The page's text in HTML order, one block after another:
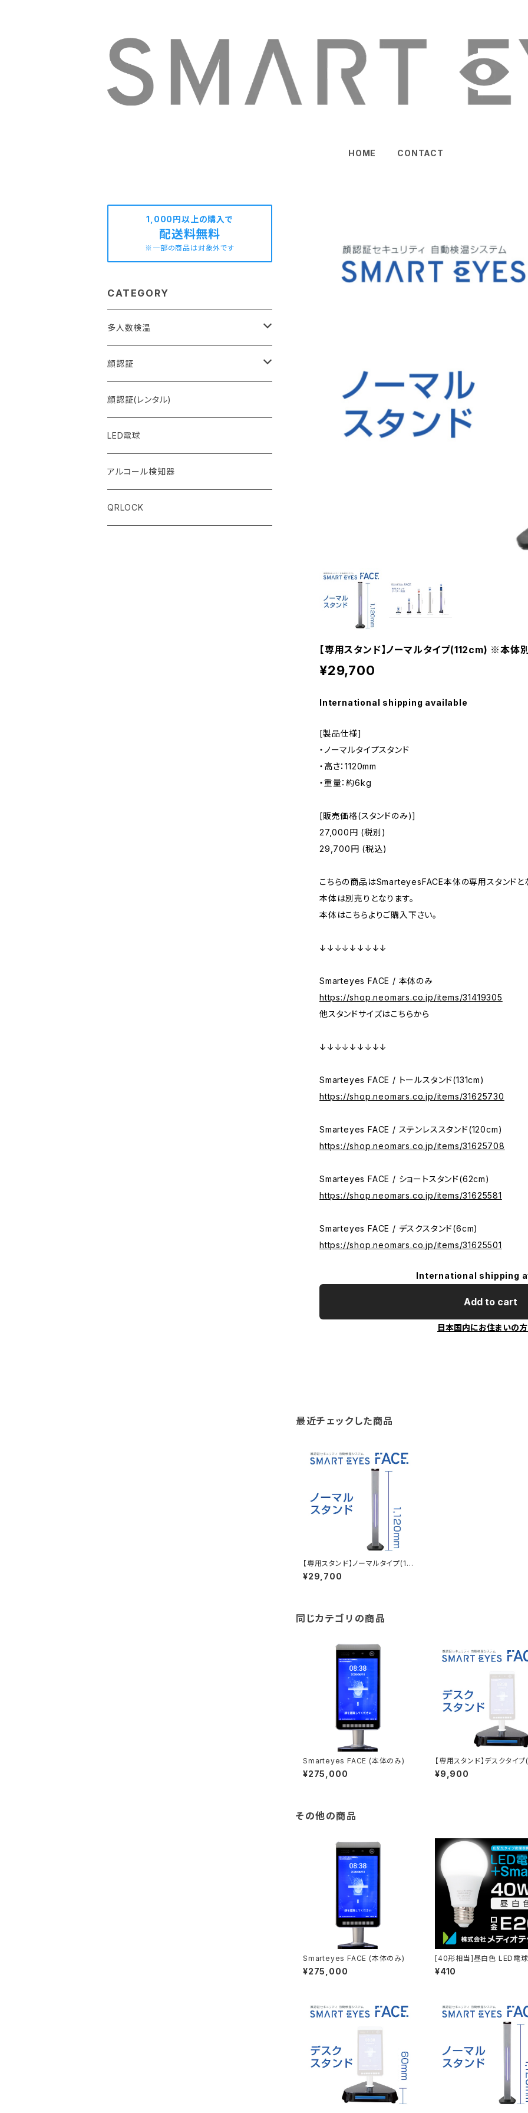
HOME CONTACT
【専用スタンド】ノーマルタイプ(112cm) ※本体
¥29,700
International shipping available
[製品仕様]
・ノーマルタイプスタンド
・高さ：1120mm
・重量：約6kg
[販売価格(スタンドのみ)]
27,000円 (税別)
29,700円 (税込)
こちらの商品はSmarteyesFACE本体の専用スタンドと
本体は別売りとなります。
本体はこちらよりご購入下さい。
↓↓↓↓↓↓↓↓↓
Smarteyes FACE / 本体のみ
https://shop.neomars.co.jp/items/31419305
他スタンドサイズはこちらから
↓↓↓↓↓↓↓↓↓
Smarteyes FACE / トールスタンド(131cm)
https://shop.neomars.co.jp/items/31625730
Smarteyes FACE / ステンレススタンド(120cm)
https://shop.neomars.co.jp/items/31625708
Smarteyes FACE / ショートスタンド(62cm)
https://shop.neomars.co.jp/items/31625581
Smarteyes FACE / デスクスタンド(6cm)
https://shop.neomars.co.jp/items/31625501
International shipping
Add to cart
日本国内にお住まいの
最近チェックした商品
【専用スタンド】ノーマルタイプ(11
2cm) ※本体別
¥29,700
同じカテゴリの商品
Smarteyes FACE (本体のみ)
¥275,000
【専用スタンド】デスクタイ
m) ※本体別
¥9,900
その他の商品
Smarteyes FACE (本体のみ)
¥275,000
[40形相当]昼白色 LED電
mart
¥410
1,000円以上の購入で
配送料無料
※一部の商品は対象外です
CATEGORY
多人数検温
MULTI＋ (マルチプラス)
MULTI (マルチ)
顔認証
FACE (フェイス)
顔認証(レンタル)
LED電球
アルコール検知器
QRLOCK